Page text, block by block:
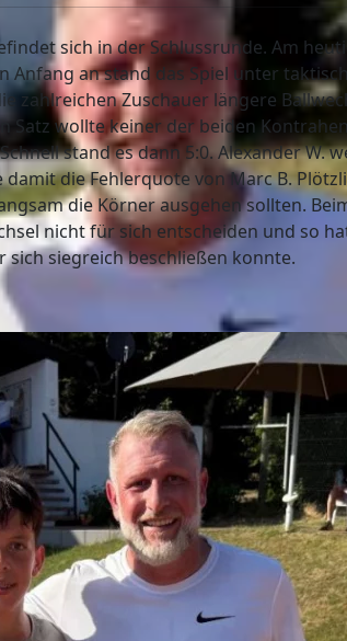
sich in der Schlussrunde. Am
Anfang an stand das Spiel unter
zahlreichen Zuschauer längere
Satz wollte keiner der beiden
stand es dann 5:0. Alexander W.
die Fehlerquote von Marc B.
die Körner ausgehen sollten.
nicht für sich entscheiden und so
siegreich beschließen konnte.